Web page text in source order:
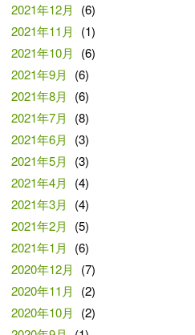
2021年12月
(6)
2021年11月
(1)
2021年10月
(6)
2021年9月
(6)
2021年8月
(6)
2021年7月
(8)
2021年6月
(3)
2021年5月
(3)
2021年4月
(4)
2021年3月
(4)
2021年2月
(5)
2021年1月
(6)
2020年12月
(7)
2020年11月
(2)
2020年10月
(2)